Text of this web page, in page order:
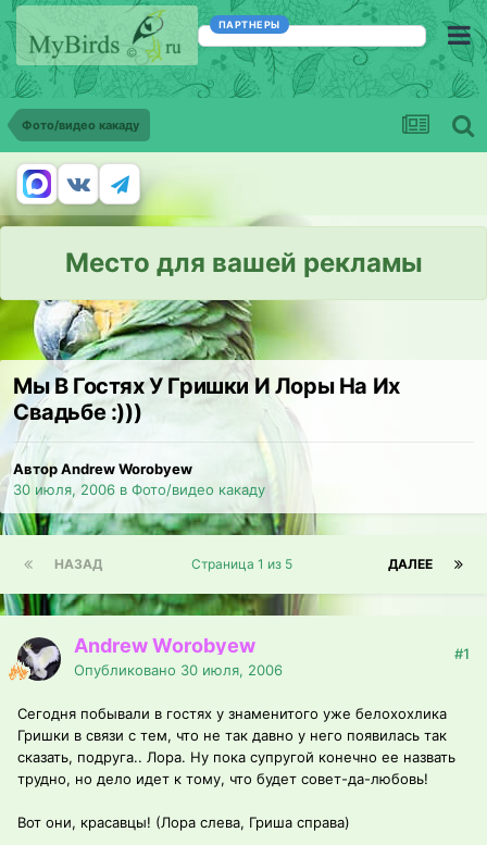
ПАРТНЕРЫ
Фото/видео какаду
Место для вашей рекламы
Мы В Гостях У Гришки И Лоры На Их
Свадьбе :)))
Автор Andrew Worobyew
30 июля, 2006 в Фото/видео какаду
НАЗАД ДАЛЕЕ
Страница 1 из 5
Andrew Worobyew
Опубликовано 30 июля, 2006
#1
Сегодня побывали в гостях у знаменитого уже белохохлика
Гришки в связи с тем, что не так давно у него появилась так
сказать, подруга.. Лора. Ну пока супругой конечно ее назвать
трудно, но дело идет к тому, что будет совет-да-любовь!
Вот они, красавцы! (Лора слева, Гриша справа)